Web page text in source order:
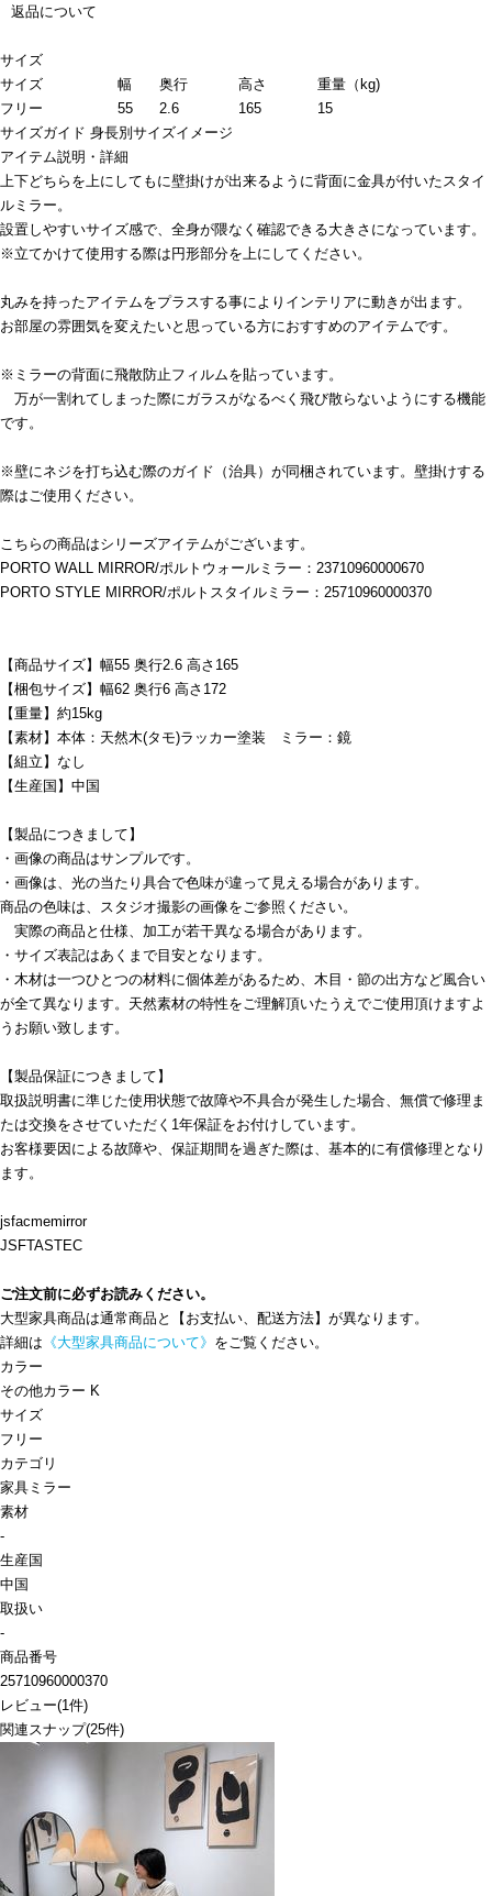
返品について
サイズ
サイズ
幅 奥行 高さ
重量（kg)
フリー
55 2.6 165
15
サイズガイド 身長別サイズイメージ
アイテム説明・詳細
上下どちらを上にしてもに壁掛けが出来るように背面に金具が付いたスタイ
ルミラー。
設置しやすいサイズ感で、全身が隈なく確認できる大きさになっています。
※立てかけて使用する際は円形部分を上にしてください。
丸みを持ったアイテムをプラスする事によりインテリアに動きが出ます。
お部屋の雰囲気を変えたいと思っている方におすすめのアイテムです。
※ミラーの背面に飛散防止フィルムを貼っています。
万が一割れてしまった際にガラスがなるべく飛び散らないようにする機能
です。
※壁にネジを打ち込む際のガイド（治具）が同梱されています。壁掛けする
際はご使用ください。
こちらの商品はシリーズアイテムがございます。
PORTO WALL MIRROR/ポルトウォールミラー：23710960000670
PORTO STYLE MIRROR/ポルトスタイルミラー：25710960000370
【商品サイズ】幅55 奥行2.6 高さ165
【梱包サイズ】幅62 奥行6 高さ172
【重量】約15kg
【素材】本体：天然木(タモ)ラッカー塗装 ミラー：鏡
【組立】なし
【生産国】中国
【製品につきまして】
・画像の商品はサンプルです。
・画像は、光の当たり具合で色味が違って見える場合があります。
商品の色味は、スタジオ撮影の画像をご参照ください。
実際の商品と仕様、加工が若干異なる場合があります。
・サイズ表記はあくまで目安となります。
・木材は一つひとつの材料に個体差があるため、木目・節の出方など風合い
が全て異なります。天然素材の特性をご理解頂いたうえでご使用頂けますよ
うお願い致します。
【製品保証につきまして】
取扱説明書に準じた使用状態で故障や不具合が発生した場合、無償で修理ま
たは交換をさせていただく1年保証をお付けしています。
お客様要因による故障や、保証期間を過ぎた際は、基本的に有償修理となり
ます。
jsfacmemirror
JSFTASTEC
ご注文前に必ずお読みください。
大型家具商品は通常商品と【お支払い、配送方法】が異なります。
詳細は 《大型家具商品について》 をご覧ください。
カラー
その他カラー K
サイズ
フリー
カテゴリ
家具 ミラー
素材
-
生産国
中国
取扱い
-
商品番号
25710960000370
レビュー(1件)
関連スナップ(25件)